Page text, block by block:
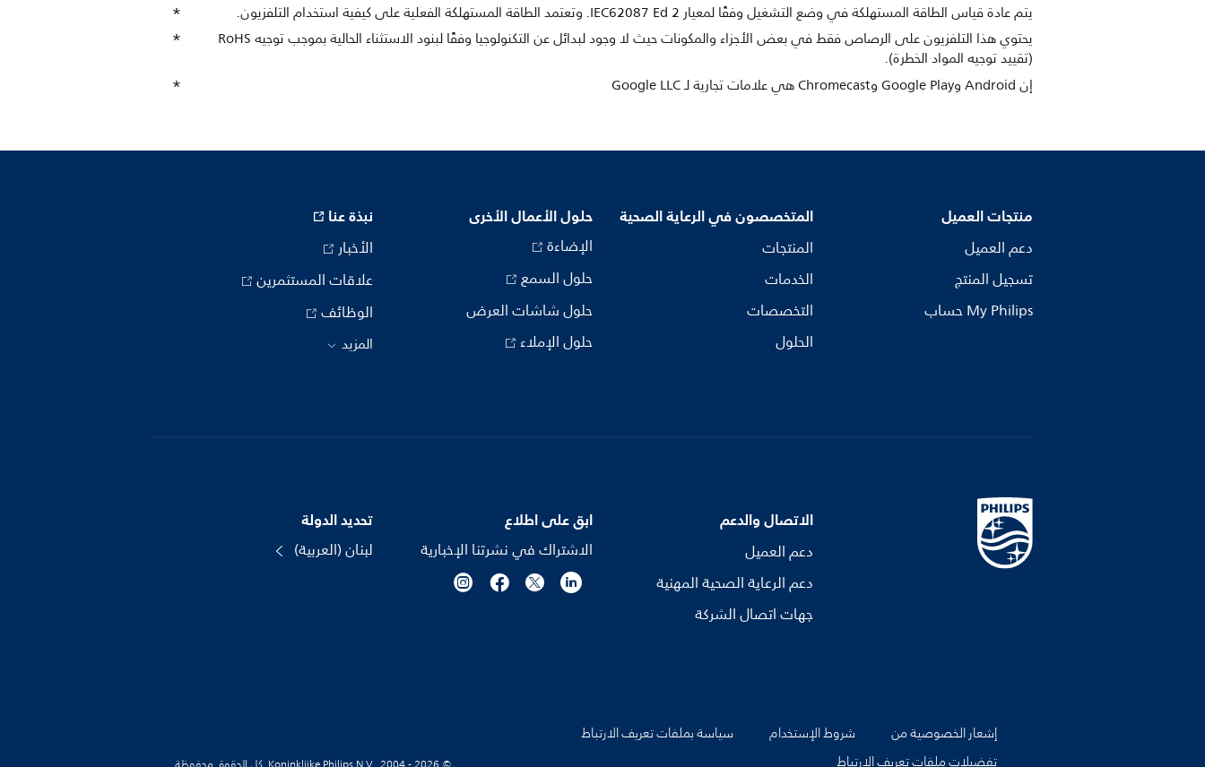
يتم عادة قياس الطاقة المستهلكة في وضع التشغيل وفقًا لمعيار IEC62087 Ed 2. وتعتمد الطاقة المستهلكة الفعلية على كيفية استخدام التلفزيون.
يحتوي هذا التلفزيون على الرصاص فقط في بعض الأجزاء والمكونات حيث لا وجود لبدائل عن التكنولوجيا وفقًا لبنود الاستثناء الحالية بموجب توجيه RoHS
(تقييد توجيه المواد الخطرة).
إن Android وGoogle Play وChromecast هي علامات تجارية لـ Google LLC
منتجات العميل
دعم العميل
تسجيل المنتج
My Philips حساب
المتخصصون في الرعاية الصحية
المنتجات
الخدمات
التخصصات
الحلول
حلول الأعمال الأخرى
الإضاءة
حلول السمع
حلول شاشات العرض
حلول الإملاء
نبذة عنا
الأخبار
علاقات المستثمرين
الوظائف
المزيد
الاتصال والدعم
دعم العميل
دعم الرعاية الصحية المهنية
جهات اتصال الشركة
ابق على اطلاع
الاشتراك في نشرتنا الإخبارية
تحديد الدولة
لبنان (العربية)
إشعار الخصوصية من شروط الإستخدام
سياسة بملفات تعريف الارتباط
تفضيلات ملفات تعريف الارتباط